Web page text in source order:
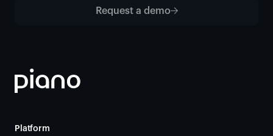
Request a demo
Platform